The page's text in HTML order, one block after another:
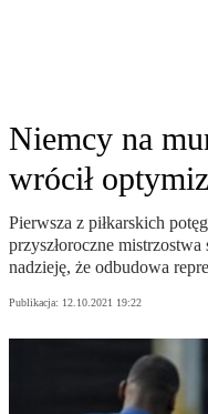
Niemcy na
wrócił
Pierwsza z piłkarskich
przyszłoroczne
nadzieję, że odbudowa
Publikacja: 12.10.2021 19:22